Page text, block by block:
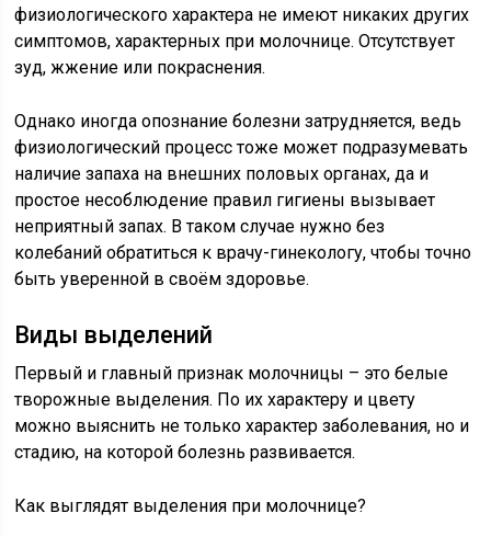
физиологического характера не имеют никаких других
симптомов, характерных при молочнице. Отсутствует
зуд, жжение или покраснения.
Однако иногда опознание болезни затрудняется, ведь
физиологический процесс тоже может подразумевать
наличие запаха на внешних половых органах, да и
простое несоблюдение правил гигиены вызывает
неприятный запах. В таком случае нужно без
колебаний обратиться к врачу-гинекологу, чтобы точно
быть уверенной в своём здоровье.
Виды выделений
Первый и главный признак молочницы – это белые
творожные выделения. По их характеру и цвету
можно выяснить не только характер заболевания, но и
стадию, на которой болезнь развивается.
Как выглядят выделения при молочнице?